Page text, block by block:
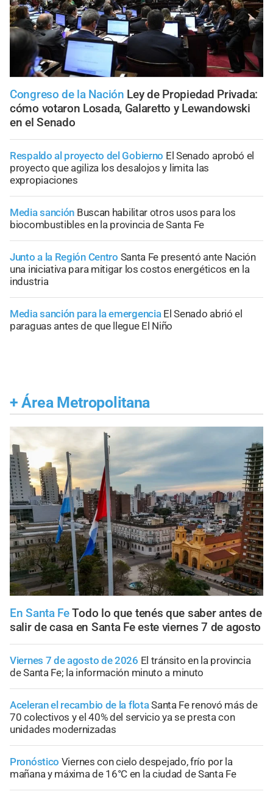
Congreso de la Nación Ley de Propiedad Privada:
cómo votaron Losada, Galaretto y Lewandowski
en el Senado
Respaldo al proyecto del Gobierno El Senado aprobó el
proyecto que agiliza los desalojos y limita las
expropiaciones
Media sanción Buscan habilitar otros usos para los
biocombustibles en la provincia de Santa Fe
Junto a la Región Centro Santa Fe presentó ante Nación
una iniciativa para mitigar los costos energéticos en la
industria
Media sanción para la emergencia El Senado abrió el
paraguas antes de que llegue El Niño
+ Área Metropolitana
En Santa FeTodo lo que tenés que saber antes de
salir de casa en Santa Fe este viernes 7 de agosto
Viernes 7 de agosto de 2026 El tránsito en la provincia
de Santa Fe; la información minuto a minuto
Aceleran el recambio de la flotaSanta Fe renovó más de
70 colectivos y el 40% del servicio ya se presta con
unidades modernizadas
Pronóstico Viernes con cielo despejado, frío por la
mañana y máxima de 16°C en la ciudad de Santa Fe